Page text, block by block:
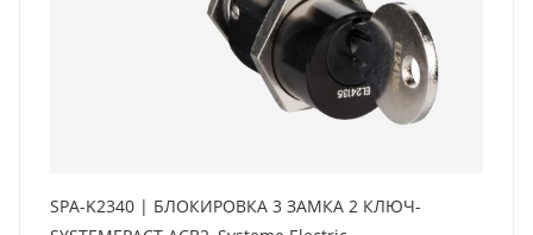
SPA-K2340 | БЛОКИРОВКА 3 ЗАМКА 2 КЛЮЧ-